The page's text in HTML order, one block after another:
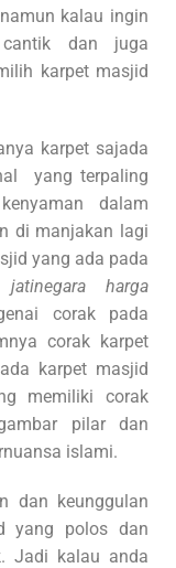
kalau ingin
dan juga
karpet masjid
karpet sajada
yang terpaling
dalam
di manjakan lagi
yang ada pada
harga
corak pada
corak karpet
karpet masjid
memiliki corak
pilar dan
islami.
dan keunggulan
yang polos dan
Jadi kalau anda